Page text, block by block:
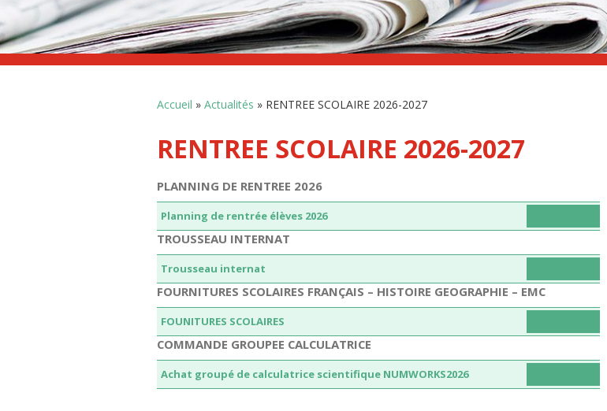
Accueil » Actualités » RENTREE SCOLAIRE 2026-2027
RENTREE SCOLAIRE 2026-2027
PLANNING DE RENTREE 2026
Planning de rentrée élèves 2026
TROUSSEAU INTERNAT
Trousseau internat
FOURNITURES SCOLAIRES FRANÇAIS – HISTOIRE GEOGRAPHIE – EMC
FOUNITURES SCOLAIRES
COMMANDE GROUPEE CALCULATRICE
Achat groupé de calculatrice scientifique NUMWORKS2026